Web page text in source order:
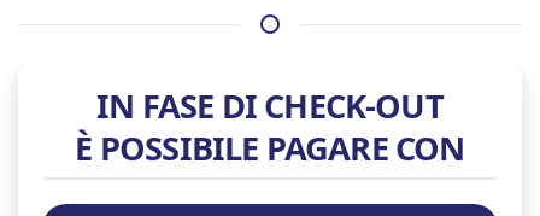
ROG
L
quantità
IN FASE DI CHECK-OUT
È POSSIBILE PAGARE CON